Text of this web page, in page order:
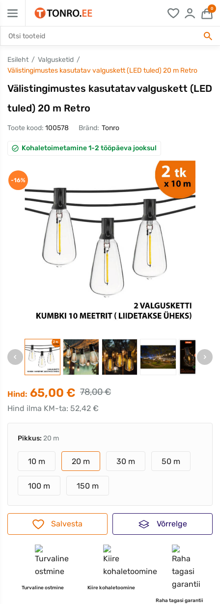
0
Esileht
Valgusketid
Välistingimustes kasutatav valguskett (LED tuled) 20 m Retro
Välistingimustes kasutatav valguskett (LED
tuled) 20 m Retro
Toote kood: 100578 Bränd: Tonro
Kohaletoimetamine 1-2 tööpäeva jooksul
-16%
Hind: 65,00 € 78,00 €
Hind ilma KM-ta: 52,42 €
Pikkus: 20 m
10 m 20 m 30 m 50 m
100 m 150 m
Salvesta Võrrelge
Turvaline ostmine Kiire kohaletoomine
Raha tagasi garantii